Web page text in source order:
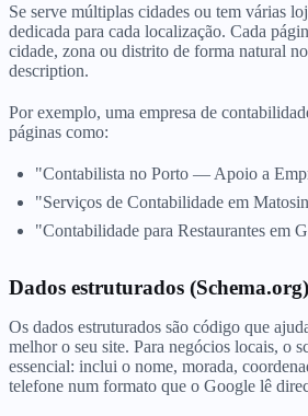
Se serve múltiplas cidades ou tem várias
dedicada para cada localização. Cada
cidade, zona ou distrito de forma natural
description.
Por exemplo, uma empresa de
páginas como:
"Contabilista no Porto — Apoio a
"Serviços de Contabilidade em
"Contabilidade para Restaurantes em
Dados estruturados (Schema.org)
Os dados estruturados são código que
melhor o seu site. Para negócios locais, o
essencial: inclui o nome, morada,
telefone num formato que o Google lê